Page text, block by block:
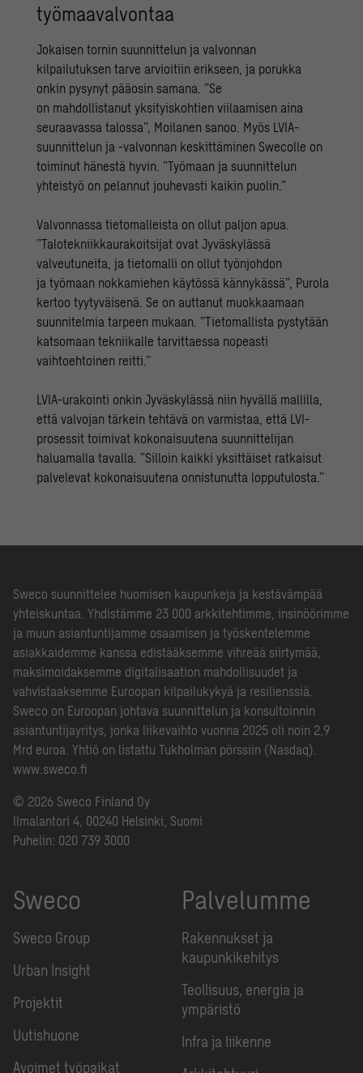
työmaavalvontaa
Jokaisen tornin suunnittelun ja valvonnan
kilpailutuksen tarve arvioitiin erikseen, ja porukka
onkin pysynyt pääosin samana. ”Se
on mahdollistanut yksityiskohtien viilaamisen aina
seuraavassa talossa”, Moilanen sanoo. Myös LVIA-
suunnittelun ja -valvonnan keskittäminen Swecolle on
toiminut hänestä hyvin. ”Työmaan ja suunnittelun
yhteistyö on pelannut jouhevasti kaikin puolin.”
Valvonnassa tietomalleista on ollut paljon apua.
”Talotekniikkaurakoitsijat ovat Jyväskylässä
valveutuneita, ja tietomalli on ollut työnjohdon
ja työmaan nokkamiehen käytössä kännykässä”, Purola
kertoo tyytyväisenä. Se on auttanut muokkaamaan
suunnitelmia tarpeen mukaan. ”Tietomallista pystytään
katsomaan tekniikalle tarvittaessa nopeasti
vaihtoehtoinen reitti.”
LVIA-urakointi onkin Jyväskylässä niin hyvällä mallilla,
että valvojan tärkein tehtävä on varmistaa, että LVI-
prosessit toimivat kokonaisuutena suunnittelijan
haluamalla tavalla. ”Silloin kaikki yksittäiset ratkaisut
palvelevat kokonaisuutena onnistunutta lopputulosta.”
Sweco suunnittelee huomisen kaupunkeja ja kestävämpää
yhteiskuntaa. Yhdistämme 23 000 arkkitehtimme, insinöörimme
ja muun asiantuntijamme osaamisen ja työskentelemme
asiakkaidemme kanssa edistääksemme vihreää siirtymää,
maksimoidaksemme digitalisaation mahdollisuudet ja
vahvistaaksemme Euroopan kilpailukykyä ja resilienssiä.
Sweco on Euroopan johtava suunnittelun ja konsultoinnin
asiantuntijayritys, jonka liikevaihto vuonna 2025 oli noin 2,9
Mrd euroa. Yhtiö on listattu Tukholman pörssiin (Nasdaq).
www.sweco.fi
© 2026 Sweco Finland Oy
Ilmalantori 4, 00240 Helsinki, Suomi
Puhelin: 020 739 3000
Sweco
Sweco Group
Urban Insight
Projektit
Uutishuone
Avoimet työpaikat
Palvelumme
Rakennukset ja
kaupunkikehitys
Teollisuus, energia ja
ympäristö
Infra ja liikenne